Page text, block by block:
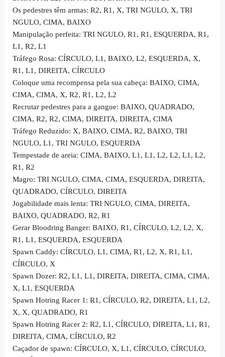
Os pedestres têm armas: R2, R1, X, TRI NGULO, X, TRI
NGULO, CIMA, BAIXO
Manipulação perfeita: TRI NGULO, R1, R1, ESQUERDA, R1,
L1, R2, L1
Tráfego Rosa: CÍRCULO, L1, BAIXO, L2, ESQUERDA, X,
R1, L1, DIREITA, CÍRCULO
Coloque uma recompensa pela sua cabeça: BAIXO, CIMA,
CIMA, CIMA, X, R2, R1, L2, L2
Recrutar pedestres para a gangue: BAIXO, QUADRADO,
CIMA, R2, R2, CIMA, DIREITA, DIREITA, CIMA
Tráfego Reduzido: X, BAIXO, CIMA, R2, BAIXO, TRI
NGULO, L1, TRI NGULO, ESQUERDA
Tempestade de areia: CIMA, BAIXO, L1, L1, L2, L2, L1, L2,
R1, R2
Magro: TRI NGULO, CIMA, CIMA, ESQUERDA, DIREITA,
QUADRADO, CÍRCULO, DIREITA
Jogabilidade mais lenta: TRI NGULO, CIMA, DIREITA,
BAIXO, QUADRADO, R2, R1
Gerar Bloodring Banger: BAIXO, R1, CÍRCULO, L2, L2, X,
R1, L1, ESQUERDA, ESQUERDA
Spawn Caddy: CÍRCULO, L1, CIMA, R1, L2, X, R1, L1,
CÍRCULO, X
Spawn Dozer: R2, L1, L1, DIREITA, DIREITA, CIMA, CIMA,
X, L1, ESQUERDA
Spawn Hotring Racer 1: R1, CÍRCULO, R2, DIREITA, L1, L2,
X, X, QUADRADO, R1
Spawn Hotring Racer 2: R2, L1, CÍRCULO, DIREITA, L1, R1,
DIREITA, CIMA, CÍRCULO, R2
Caçador de spawn: CÍRCULO, X, L1, CÍRCULO, CÍRCULO,